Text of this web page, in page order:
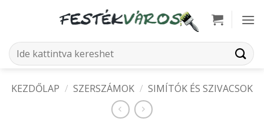
Keresés
a
KEZDŐLAP / SZERSZÁMOK / SIMÍTÓK ÉS SZIVACSOK